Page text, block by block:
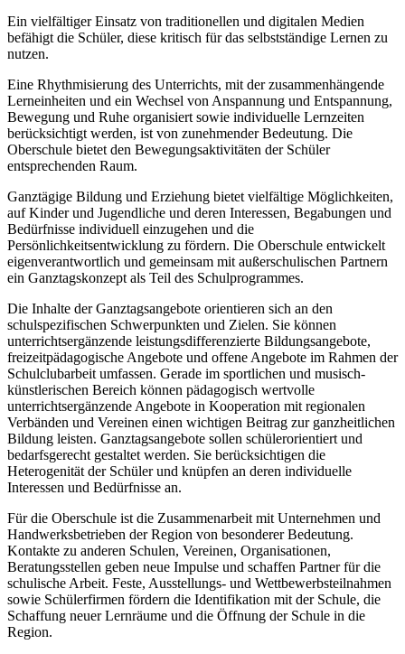
Ein vielfältiger Einsatz von traditionellen und digitalen Medien
befähigt die Schüler, diese kritisch für das selbstständige Lernen zu
nutzen.
Eine Rhythmisierung des Unterrichts, mit der zusammenhängende
Lerneinheiten und ein Wechsel von Anspannung und Entspannung,
Bewegung und Ruhe organisiert sowie individuelle Lernzeiten
berücksichtigt werden, ist von zunehmender Bedeutung. Die
Oberschule bietet den Bewegungsaktivitäten der Schüler
entsprechenden Raum.
Ganztägige Bildung und Erziehung bietet vielfältige Möglichkeiten,
auf Kinder und Jugendliche und deren Interessen, Begabungen und
Bedürfnisse individuell einzugehen und die
Persönlichkeitsentwicklung zu fördern. Die Oberschule entwickelt
eigenverantwortlich und gemeinsam mit außerschulischen Partnern
ein Ganztagskonzept als Teil des Schulprogrammes.
Die Inhalte der Ganztagsangebote orientieren sich an den
schulspezifischen Schwerpunkten und Zielen. Sie können
unterrichtsergänzende leistungsdifferenzierte Bildungsangebote,
freizeitpädagogische Angebote und offene Angebote im Rahmen der
Schulclubarbeit umfassen. Gerade im sportlichen und musisch-
künstlerischen Bereich können pädagogisch wertvolle
unterrichtsergänzende Angebote in Kooperation mit regionalen
Verbänden und Vereinen einen wichtigen Beitrag zur ganzheitlichen
Bildung leisten. Ganztagsangebote sollen schülerorientiert und
bedarfsgerecht gestaltet werden. Sie berücksichtigen die
Heterogenität der Schüler und knüpfen an deren individuelle
Interessen und Bedürfnisse an.
Für die Oberschule ist die Zusammenarbeit mit Unternehmen und
Handwerksbetrieben der Region von besonderer Bedeutung.
Kontakte zu anderen Schulen, Vereinen, Organisationen,
Beratungsstellen geben neue Impulse und schaffen Partner für die
schulische Arbeit. Feste, Ausstellungs- und Wettbewerbsteilnahmen
sowie Schülerfirmen fördern die Identifikation mit der Schule, die
Schaffung neuer Lernräume und die Öffnung der Schule in die
Region.